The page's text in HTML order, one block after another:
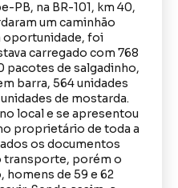
PB, na BR-101, km 40,
um caminhão
oportunidade, foi
carregado com 768
pacotes de salgadinho,
barra, 564 unidades
de mostarda.
local e se apresentou
proprietário de toda a
os documentos
transporte, porém o
de 59 e 62